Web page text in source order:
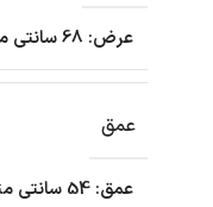
عرض: 68 سانتی متر/ عرض نشیمن: 54 سانتی متر
عمق
عمق: 54 سانتی متر/ عمق نشیمن: 54 سانتی متر